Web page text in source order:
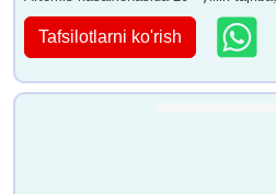
Tafsilotlarni ko'rish